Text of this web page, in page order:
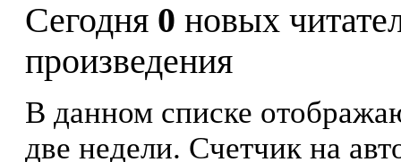
Сегодня 0 новых
произведения
В данном списке
две недели. Счетчик на